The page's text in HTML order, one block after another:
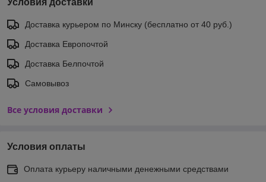
Условия доставки
Доставка курьером по Минску (бесплатно от 40 руб.)
Доставка Европочтой
Доставка Белпочтой
Самовывоз
Все условия доставки
Условия оплаты
Оплата курьеру наличными денежными средствами